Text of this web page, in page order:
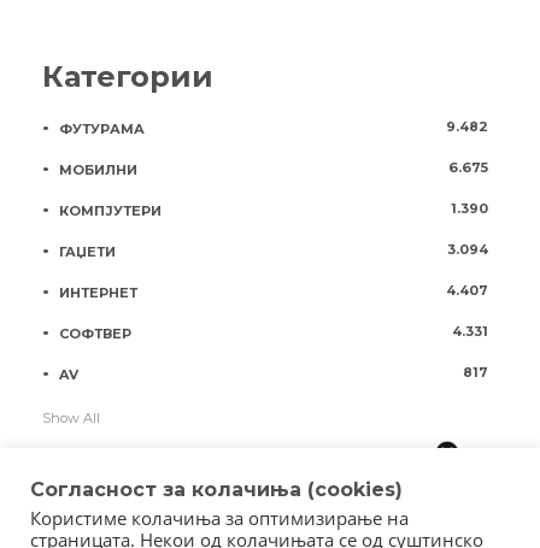
Категории
ФУТУРАМА 9.482
МОБИЛНИ 6.675
КОМПЈУТЕРИ 1.390
ГАЏЕТИ 3.094
ИНТЕРНЕТ 4.407
СОФТВЕР 4.331
AV 817
Show All
Согласност за колачиња (cookies)
Користиме колачиња за оптимизирање на
страницата. Некои од колачињата се од суштинско